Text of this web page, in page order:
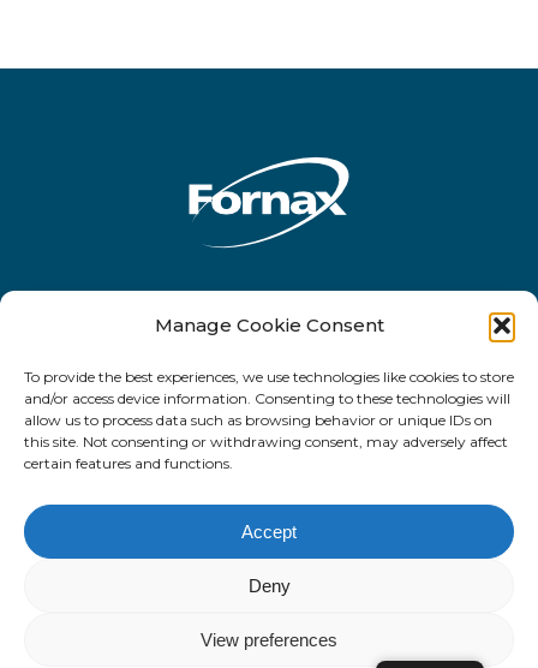
Manage Cookie Consent
To provide the best experiences, we use technologies like cookies to store
and/or access device information. Consenting to these technologies will
allow us to process data such as browsing behavior or unique IDs on
this site. Not consenting or withdrawing consent, may adversely affect
certain features and functions.
Accept
Deny
View preferences
SP
facebook linkedin email
© 2022. Fornax Tecnologia.